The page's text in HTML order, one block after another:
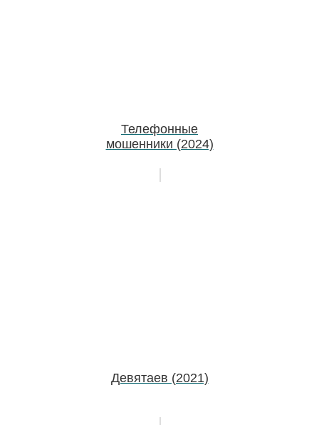
Телефонные
мошенники (2024)
Девятаев (2021)